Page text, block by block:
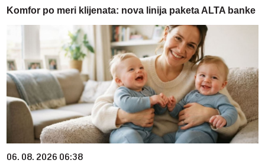
Komfor po meri klijenata: nova linija paketa ALTA banke
06. 08. 2026 06:38